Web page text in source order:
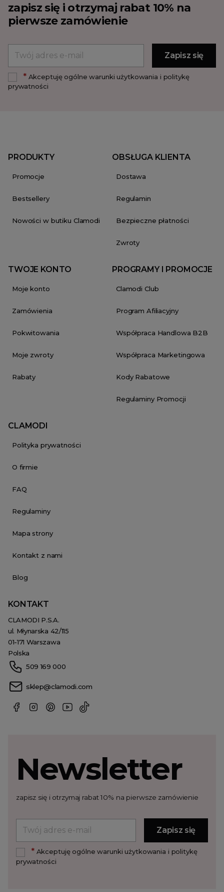
zapisz się i otrzymaj rabat 10% na
pierwsze zamówienie
*Akceptuję ogólne warunki użytkowania i politykę
prywatności
PRODUKTY
Promocje
Bestsellery
Nowości w butiku Clamodi
OBSŁUGA KLIENTA
Dostawa
Regulamin
Bezpieczne płatności
Zwroty
TWOJE KONTO
Moje konto
Zamówienia
Pokwitowania
Moje zwroty
Rabaty
PROGRAMY I PROMOCJE
Clamodi Club
Program Afiliacyjny
Współpraca Handlowa B2B
Współpraca Marketingowa
Kody Rabatowe
Regulaminy Promocji
CLAMODI
Polityka prywatności
O firmie
FAQ
Regulaminy
Mapa strony
Kontakt z nami
Blog
KONTAKT
CLAMODI P.S.A.
ul. Młynarska 42/115
01-171 Warszawa
Polska
509 169 000
sklep@clamodi.com
Newsletter
zapisz się i otrzymaj rabat 10% na pierwsze zamówienie
*Akceptuję ogólne warunki użytkowania i politykę
prywatności